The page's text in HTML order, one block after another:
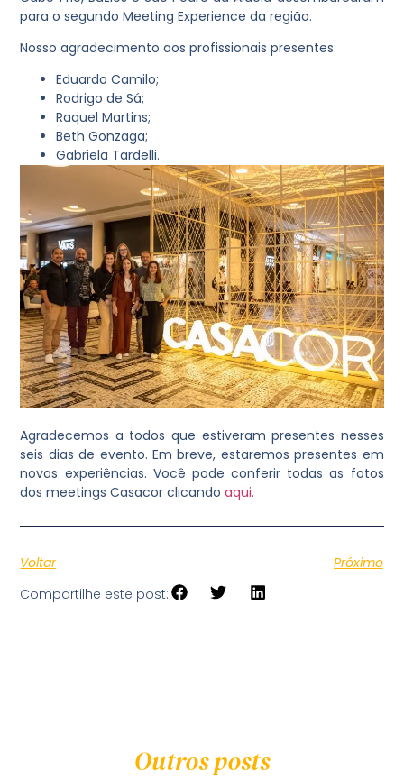
para o segundo Meeting Experience da região.
Nosso agradecimento aos profissionais presentes:
Eduardo Camilo;
Rodrigo de Sá;
Raquel Martins;
Beth Gonzaga;
Gabriela Tardelli.
Agradecemos a todos que estiveram presentes nesses
seis dias de evento. Em breve, estaremos presentes em
novas experiências. Você pode conferir todas as fotos
dos meetings Casacor clicandoaqui.
Voltar
Próximo
Compartilhe este post:
Outros posts